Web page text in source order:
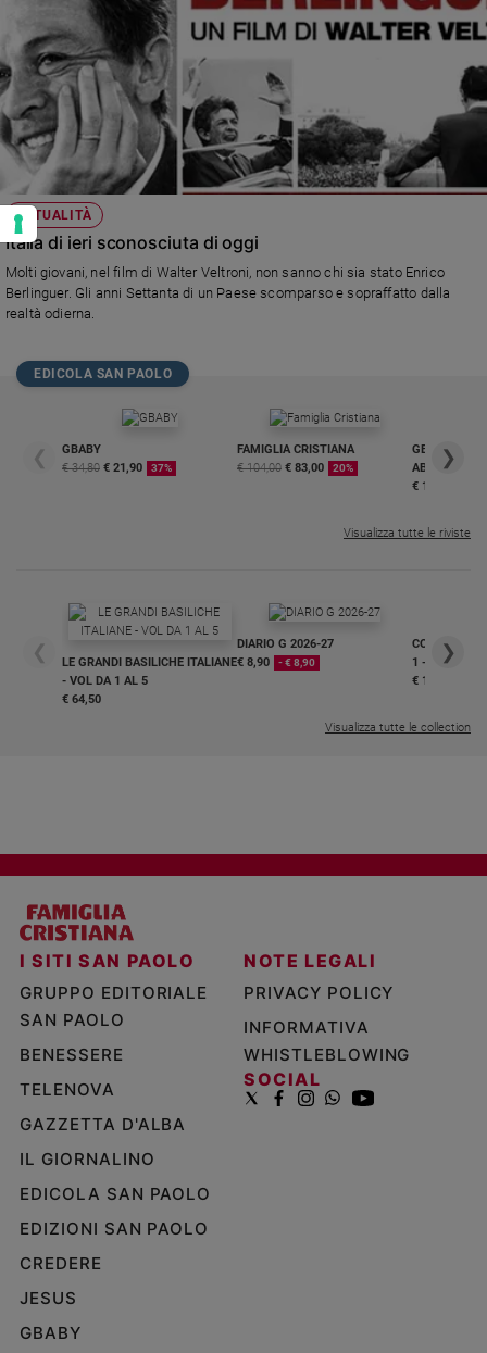
ATTUALITÀ
Italia di ieri sconosciuta di oggi
Molti giovani, nel film di Walter Veltroni, non sanno chi sia stato Enrico
Berlinguer. Gli anni Settanta di un Paese scomparso e sopraffatto dalla
realtà odierna.
EDICOLA SAN PAOLO
❮
GBABY
€ 34,80 € 21,90 37%
FAMIGLIA CRISTIANA
€ 104,00 € 83,00 20%
GBABY
€ 16,99
❯
Visualizza tutte le riviste
❮
LE GRANDI BASILICHE ITALIANE
- VOL DA 1 AL 5
€ 64,50
DIARIO G 2026-27
€ 8,90
- € 8,90
COLLANA
1 - 2
€ 18,50
❯
Visualizza tutte le collection
I SITI SAN PAOLO
GRUPPO EDITORIALE
SAN PAOLO
BENESSERE
TELENOVA
GAZZETTA D'ALBA
IL GIORNALINO
EDICOLA SAN PAOLO
EDIZIONI SAN PAOLO
CREDERE
JESUS
GBABY
NOTE LEGALI
PRIVACY POLICY
INFORMATIVA
WHISTLEBLOWING
SOCIAL